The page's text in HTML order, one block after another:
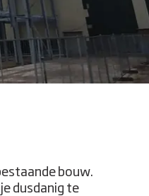
bouw.
dusdanig te